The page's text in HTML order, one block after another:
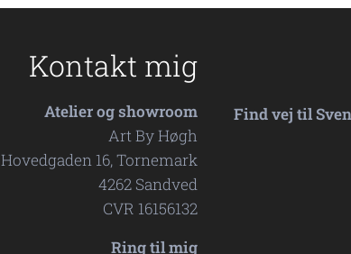
Kontakt mig
Atelier og showroom
Art By Høgh
Hovedgaden 16, Tornemark
4262 Sandved
CVR 16156132
Ring til mig
Find vej til